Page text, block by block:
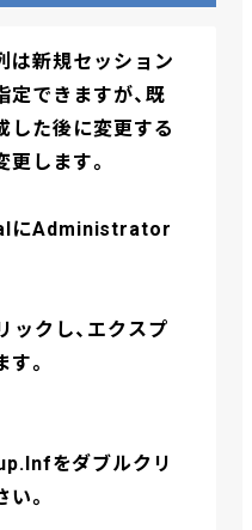
は新規セッション
定できますが、既
した後に変更する
します。
にAdministrator
ックし、エクスプ
。
をダブルクリ
。